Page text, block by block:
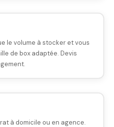
le volume à stocker et vous
de box adaptée. Devis
à domicile ou en agence.